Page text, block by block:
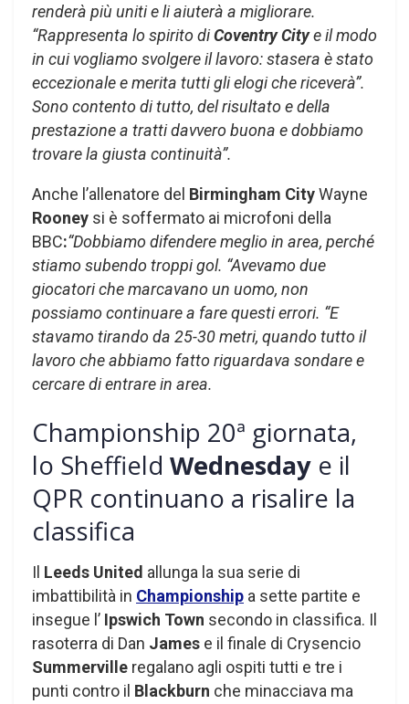
renderà più uniti e li aiuterà a migliorare.
“Rappresenta lo spirito diCoventry Citye il modo
in cui vogliamo svolgere il lavoro: stasera è stato
eccezionale e merita tutti gli elogi che riceverà”.
Sono contento di tutto, del risultato e della
prestazione a tratti davvero buona e dobbiamo
trovare la giusta continuità”.
Anche l’allenatore del Birmingham CityWayne
Rooney si è soffermato ai microfoni della
BBC:“Dobbiamo difendere meglio in area, perché
stiamo subendo troppi gol. “Avevamo due
giocatori che marcavano un uomo, non
possiamo continuare a fare questi errori. “E
stavamo tirando da 25-30 metri, quando tutto il
lavoro che abbiamo fatto riguardava sondare e
cercare di entrare in area.
Championship 20ª giornata,
lo Sheffield Wednesday e il
QPR continuano a risalire la
classifica
Il Leeds United allunga la sua serie di
imbattibilità in Championship a sette partite e
insegue l’ Ipswich Town secondo in classifica. Il
rasoterra di Dan James e il finale di Crysencio
Summerville regalano agli ospiti tutti e tre i
punti contro il Blackburn che minacciava ma